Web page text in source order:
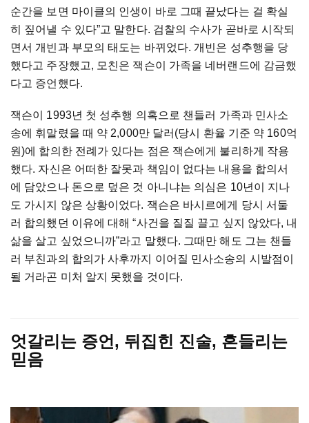
순간을 보면 마이클의 인생이 바로 그때 끝났다는 걸 확실
히 짚어낼 수 있다”고 말한다. 검찰의 수사가 곧바로 시작되
면서 개빈과 부모의 태도는 바뀌었다. 개빈은 성추행을 당
했다고 주장했고, 모친은 잭슨이 가족을 네버랜드에 감금했
다고 증언했다.
잭슨이 1993년 첫 성추행 의혹으로 챈들러 가족과 민사소
송에 휘말렸을 때 약 2,000만 달러(당시 환율 기준 약 160억
원)에 합의한 전례가 있다는 점은 잭슨에게 불리하게 작용
했다. 자신은 어떠한 잘못과 책임이 없다는 내용을 합의서
에 담았으나 돈으로 덮은 것 아니냐는 의심은 10년이 지나
도 가시지 않은 상황이었다. 잭슨은 바시르에게 당시 서둘
러 합의했던 이유에 대해 “사건을 질질 끌고 싶지 않았다, 내
삶을 살고 싶었으니까”라고 말했다. 그때만 해도 그는 챈들
러 부친과의 합의가 사후까지 이어질 민사소송의 시발점이
될 거라곤 미처 알지 못했을 것이다.
엇갈리는 증언, 뒤집힌 진술, 흔들리는
믿음